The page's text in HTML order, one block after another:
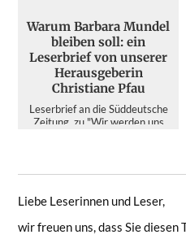
Warum Barbara Mundel
bleiben soll: ein
Leserbrief von unserer
Herausgeberin
Christiane Pfau
Leserbrief an die Süddeutsche
Zeitung, zu "Wir werden uns
Liebe Leserinnen und Leser,
wir freuen uns, dass Sie diesen